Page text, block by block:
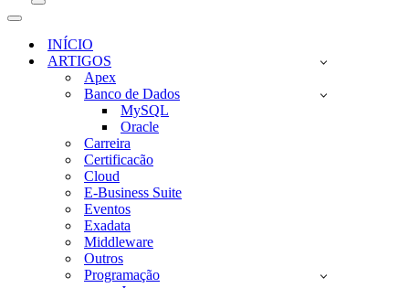
Menu
navegação
Menu
navegaçãoINÍCIO
ARTIGOS
Apex
Banco de Dados
MySQL
Oracle
Carreira
Certificacão
Cloud
E-Business Suite
Eventos
Exadata
Middleware
Outros
Programação